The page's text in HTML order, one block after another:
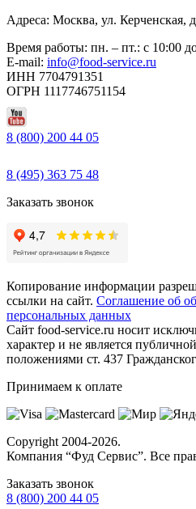
Адреса: Москва, ул. Керченская,
Время работы: пн. – пт.: с 10:00
E-mail: info@food-service.ru
ИНН 7704791351
ОГРН 1117746751154
8 (800) 200 44 05
8 (495) 363 75 48
Заказать звонок
Копирование информации
ссылки на сайт. Соглашение об
персональных данных
Сайт food-service.ru носит
характер и не является
положениями ст. 437
Принимаем к оплате
Copyright 2004-2026.
Компания “Фуд Сервис”. Все
Заказать звонок
8 (800) 200 44 05